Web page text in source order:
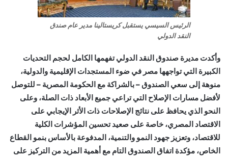
الرئيس السيسي يستقبل كريستالينا مدير عام صندق
النقد الدولي
وأكدت مديرة صندوق النقد الدولي تفهمها الكامل لحجم التحديات
الكبيرة التي تواجهها مصر في ضوء المستجدات الإقليمية والدولية،
منوهة إلى سعي الصندوق – بالشراكة مع الحكومة المصرية – للتوصل
لأفضل مسارات الإصلاح التي تراعي جميع الأبعاد ذات الصلة، وعلى
النحو الذي يحافظ على نتائج الإصلاحات ذات الأثر الإيجابي على
الاقتصاد المصري، خاصة على صعيد تحسين المؤشرات الكلية
للاقتصاد، وتعزيز جهود النمو والتنمية، المدفوعة بالأساس بنمو القطاع
الخاص، مؤكدة اتفاق الصندوق التام مع أهمية المزيد من التركيز على